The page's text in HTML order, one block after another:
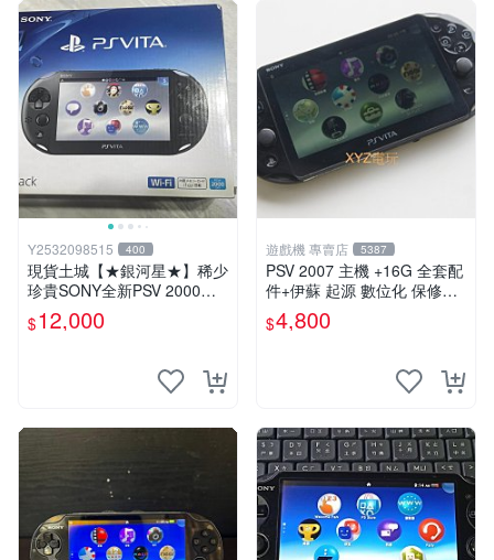
Y2532098515 400
現貨土城【★銀河星★】稀少
珍貴SONY全新PSV 2000主
機.可轉換中文.全新PSV未使
用
$12,000
遊戲機 專賣店 5387
PSV 2007 主機 +16G 全套配
件+伊蘇 起源 數位化 保修一
年 品質有保障
$4,800